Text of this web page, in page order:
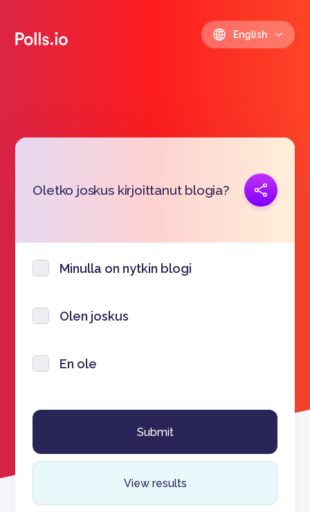
English
Oletko joskus kirjoittanut blogia?
Copy link
Minulla on nytkin blogi
Olen joskus
En ole
View results